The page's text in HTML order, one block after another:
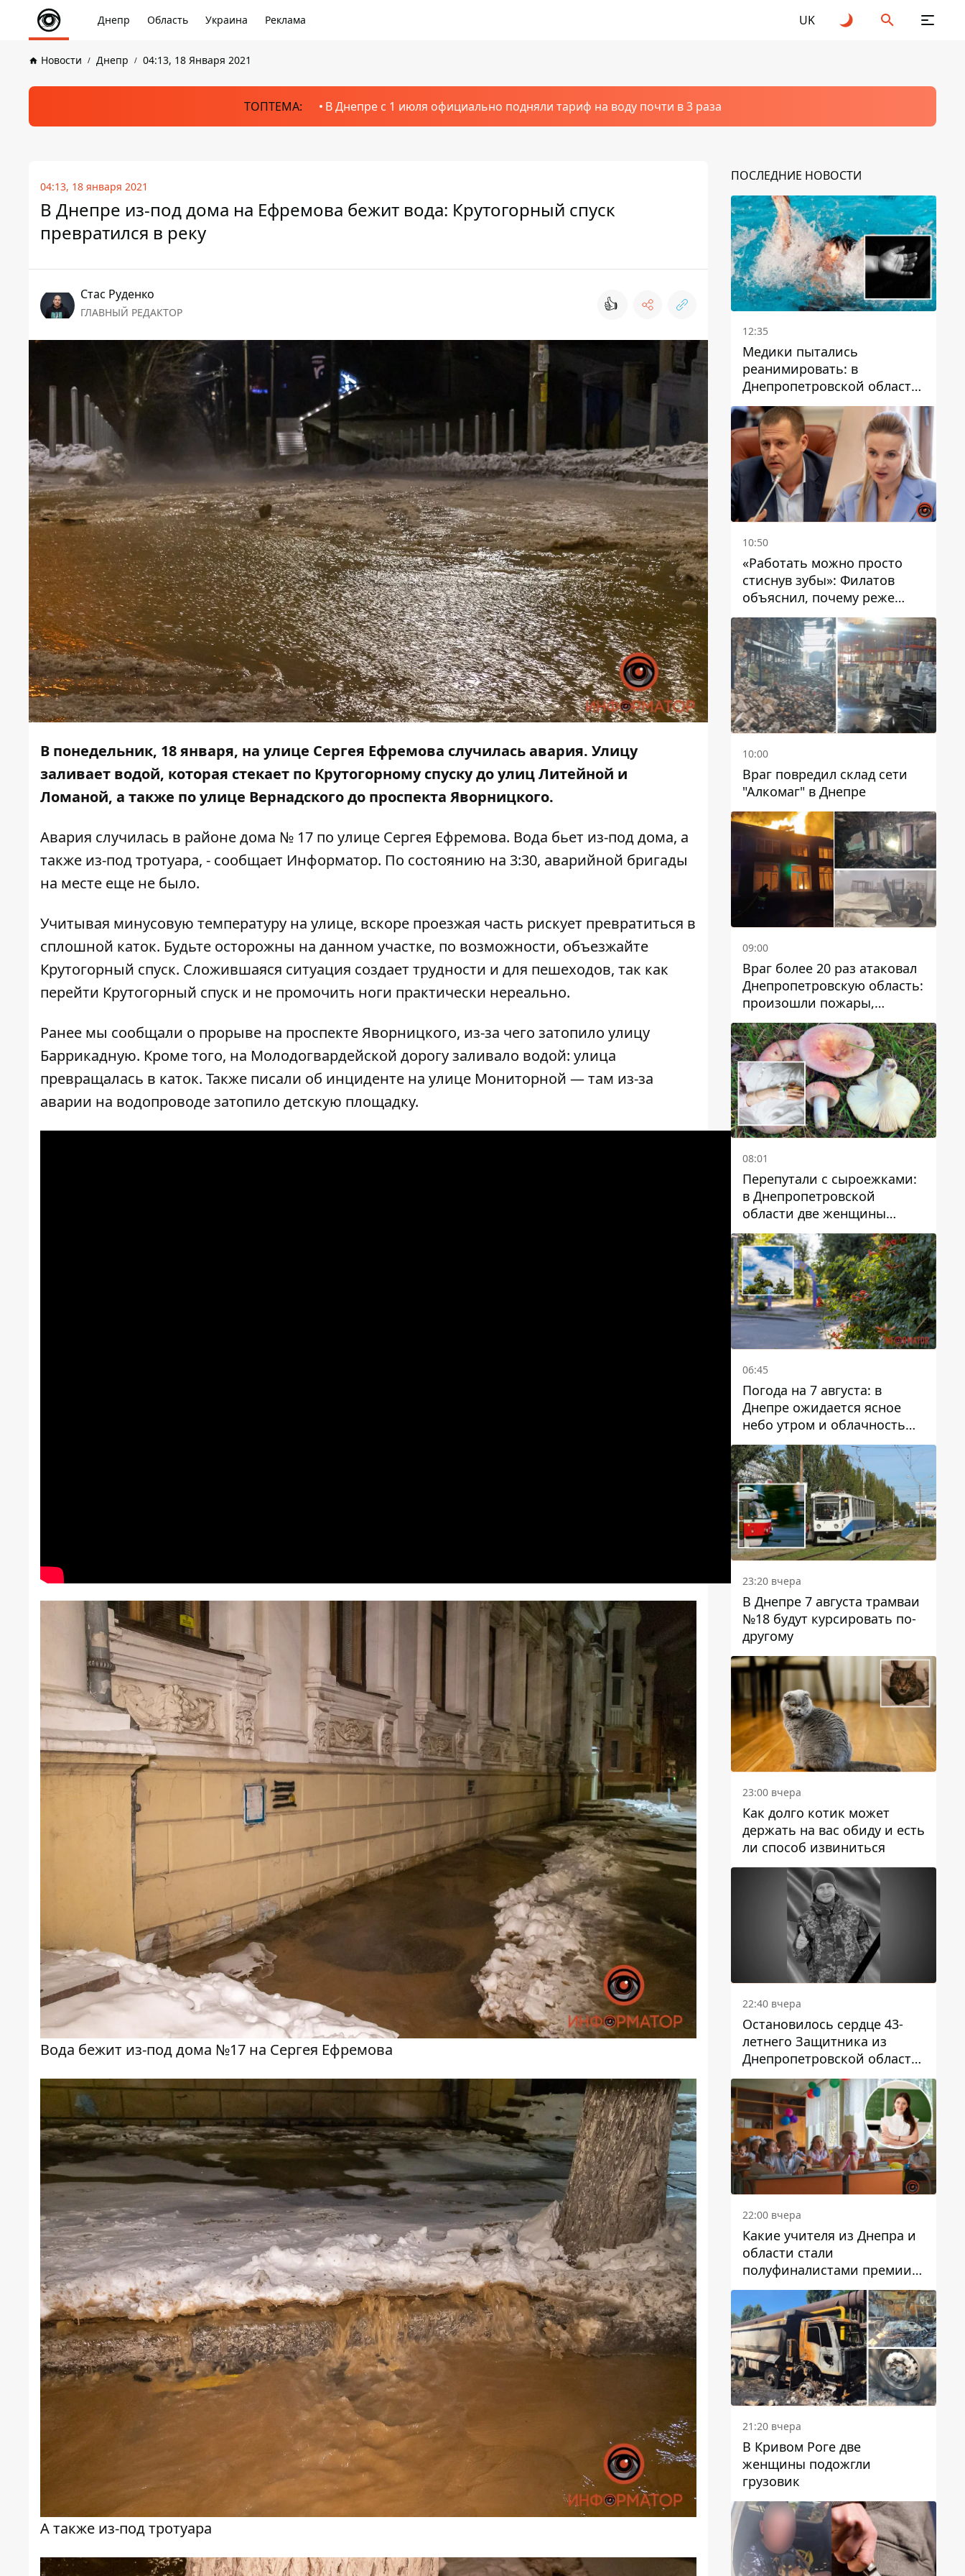
Днепр Область Украина Реклама UK
Новости Днепр 04:13, 18 Января 2021
ТОПТЕМА: В Днепре с 1 июля официально подняли тариф на воду почти в 3 раза
04:13, 18 января 2021
В Днепре из-под дома на Ефремова бежит вода: Крутогорный спуск
превратился в реку
Стаc Руденко
ГЛАВНЫЙ РЕДАКТОР 👍
В понедельник, 18 января, на улице Сергея Ефремова случилась авария. Улицу
заливает водой, которая стекает по Крутогорному спуску до улиц Литейной и
Ломаной, а также по улице Вернадского до проспекта Яворницкого.
Авария случилась в районе дома № 17 по улице Сергея Ефремова. Вода бьет из-под дома, а
также из-под тротуара, - сообщает Информатор. По состоянию на 3:30, аварийной бригады
на месте еще не было.
Учитывая минусовую температуру на улице, вскоре проезжая часть рискует превратиться в
сплошной каток. Будьте осторожны на данном участке, по возможности, объезжайте
Крутогорный спуск. Сложившаяся ситуация создает трудности и для пешеходов, так как
перейти Крутогорный спуск и не промочить ноги практически нереально.
Ранее мы сообщали о прорыве на проспекте Яворницкого, из-за чего затопило улицу
Баррикадную. Кроме того, на Молодогвардейской дорогузаливало водой: улица
превращалась в каток. Также писали об инциденте на улице Мониторной — там из-за
аварии на водопроводе затопило детскую площадку.
Вода бежит из-под дома №17 на Сергея Ефремова
А также из-под тротуара
ПОСЛЕДНИЕ НОВОСТИ
12:35
Медики пытались
реанимировать: в
Днепропетровской области
двухлетний мальчик утонул
в бассейне
10:50
«Работать можно просто
стиснув зубы»: Филатов
объяснил, почему реже
пишет в соцсетях и
раскритиковал медийность
чиновников
10:00
Враг повредил склад сети
"Алкомаг" в Днепре
09:00
Враг более 20 раз атаковал
Днепропетровскую область:
произошли пожары,
повреждены дома,
инфраструктура и авто
08:01
Перепутали с сыроежками:
в Днепропетровской
области две женщины
отравились грибами
06:45
Погода на 7 августа: в
Днепре ожидается ясное
небо утром и облачность
после обеда
23:20 вчера
В Днепре 7 августа трамваи
№18 будут курсировать по-
другому
23:00 вчера
Как долго котик может
держать на вас обиду и есть
ли способ извиниться
22:40 вчера
Остановилось сердце 43-
летнего Защитника из
Днепропетровской области
Евгения Зинченко
22:00 вчера
Какие учителя из Днепра и
области стали
полуфиналистами премии
Global Teacher Prize Ukraine
2026
21:20 вчера
В Кривом Роге две
женщины подожгли
грузовик